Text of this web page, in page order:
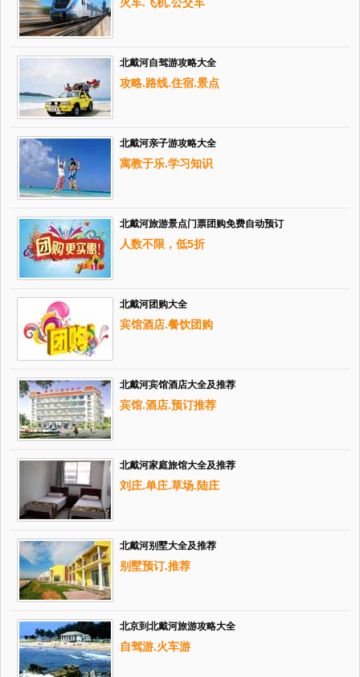
火车.飞机.公交车
北戴河自驾游攻略大全
攻略.路线.住宿.景点
北戴河亲子游攻略大全
寓教于乐.学习知识
北戴河旅游景点门票团购免费自动预订
人数不限，低5折
北戴河团购大全
宾馆酒店.餐饮团购
北戴河宾馆酒店大全及推荐
宾馆.酒店.预订推荐
北戴河家庭旅馆大全及推荐
刘庄.单庄.草场.陆庄
北戴河别墅大全及推荐
别墅预订.推荐
北京到北戴河旅游攻略大全
自驾游.火车游